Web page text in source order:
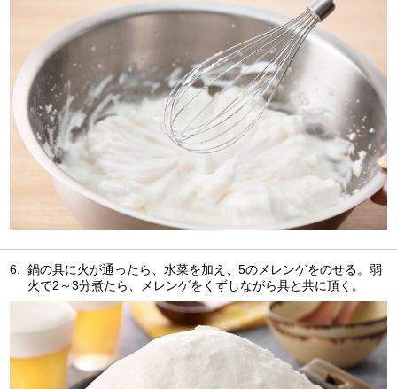
6.
鍋の具に火が通ったら、水菜を加え、5のメレンゲをのせる。弱
火で2～3分煮たら、メレンゲをくずしながら具と共に頂く。